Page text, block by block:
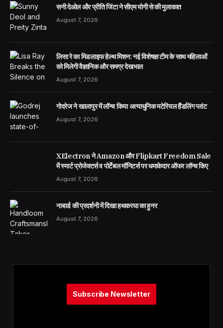
सनी देओल और प्रीति जिंटा ने सीएम योगी से की मुलाकात
August 7, 2026
लिसा रे का मिडलाइफ हेल्थ मिशन: नई विशेषज्ञ टीम के साथ महिलाओं
को मिलेगी वैज्ञानिक और समग्र देखभाल
August 7, 2026
गोदरेज ने खालापुर में लॉन्च किया अत्याधुनिक मटेरियल हैंडलिंग प्लांट
August 7, 2026
XElectron ने Amazon और Flipkart Freedom Sale
में स्मार्ट प्रोजेक्टर्स व पोर्टेबल मॉनिटर्स पर धमाकेदार ऑफर लॉन्च किए
August 7, 2026
नाबार्ड की प्रदर्शनी में दिखा हथकरघा का हुनर
August 7, 2026
Subscribe Newsletter